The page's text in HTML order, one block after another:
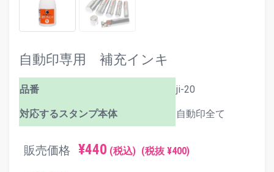
自動印専用 補充インキ
品番 ji-20
対応するスタンプ本体 自動印全て
販売価格 ¥440 (税込) (税抜 ¥400)